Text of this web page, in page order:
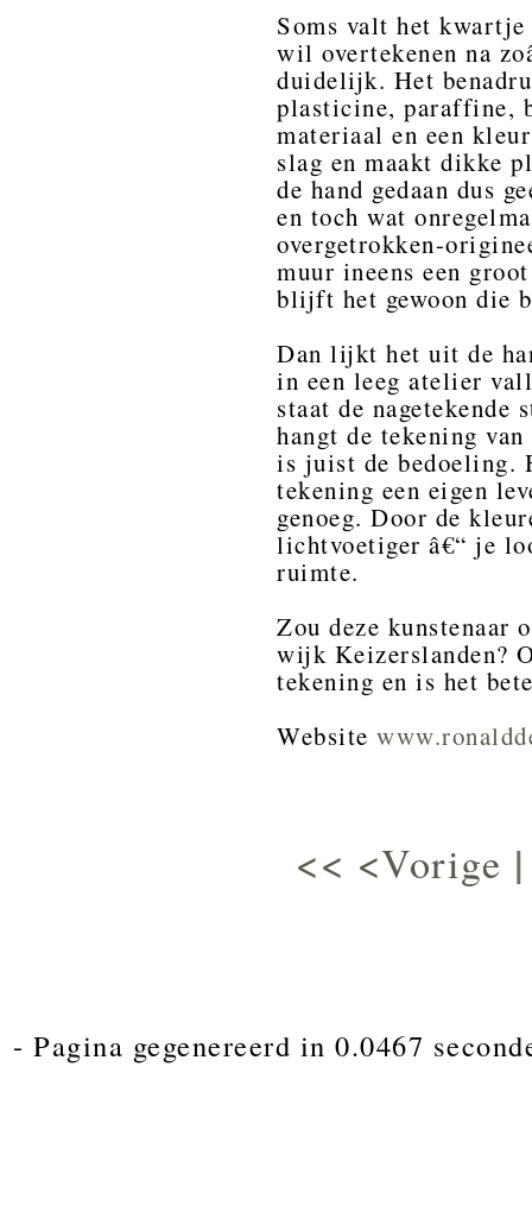
Soms valt het
wil overtekenen na
duidelijk. Het
plasticine, paraffine,
materiaal en een
slag en maakt dikke
de hand gedaan dus
en toch wat
overgetrokken-
muur ineens een
blijft het gewoon die
Dan lijkt het uit de
in een leeg atelier
staat de
hangt de tekening
is juist de bedoeling.
tekening een eigen
genoeg. Door de
lichtvoetiger â€“ je
ruimte.
Zou deze kunstenaar
wijk Keizerslanden?
tekening en is het
Website
<< <Vorige
- Pagina gegenereerd in 0.0467